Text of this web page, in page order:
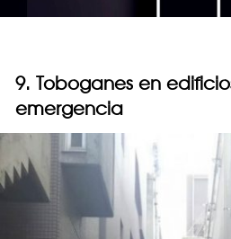
9. Toboganes en
emergencia